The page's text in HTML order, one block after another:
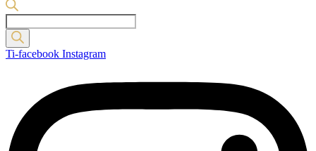
Products
search
Ti-facebook Instagram